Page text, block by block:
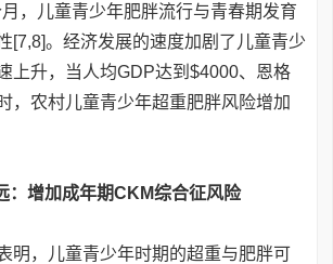
，儿童青少年肥胖流行与青春期发育
[7,8]。经济发展的速度加剧了儿童青少
上升，当人均GDP达到$4000、恩格
，农村儿童青少年超重肥胖风险增加
：增加成年期CKM综合征风险
明，儿童青少年时期的超重与肥胖可